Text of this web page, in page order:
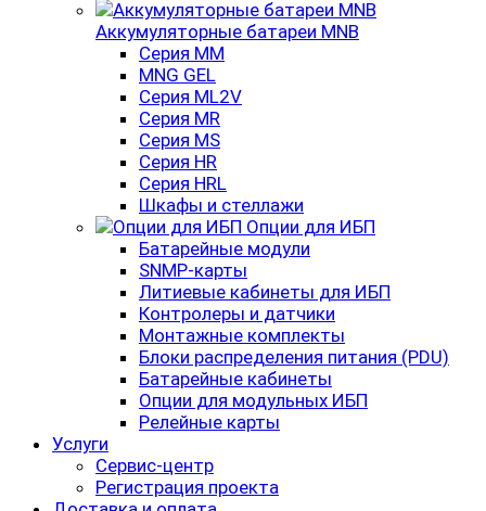
Аккумуляторные батареи MNB
Серия MM
MNG GEL
Серия ML2V
Серия MR
Серия MS
Серия HR
Серия HRL
Шкафы и стеллажи
Опции для ИБП
Батарейные модули
SNMP-карты
Литиевые кабинеты для ИБП
Контролеры и датчики
Монтажные комплекты
Блоки распределения питания (PDU)
Батарейные кабинеты
Опции для модульных ИБП
Релейные карты
Услуги
Сервис-центр
Регистрация проекта